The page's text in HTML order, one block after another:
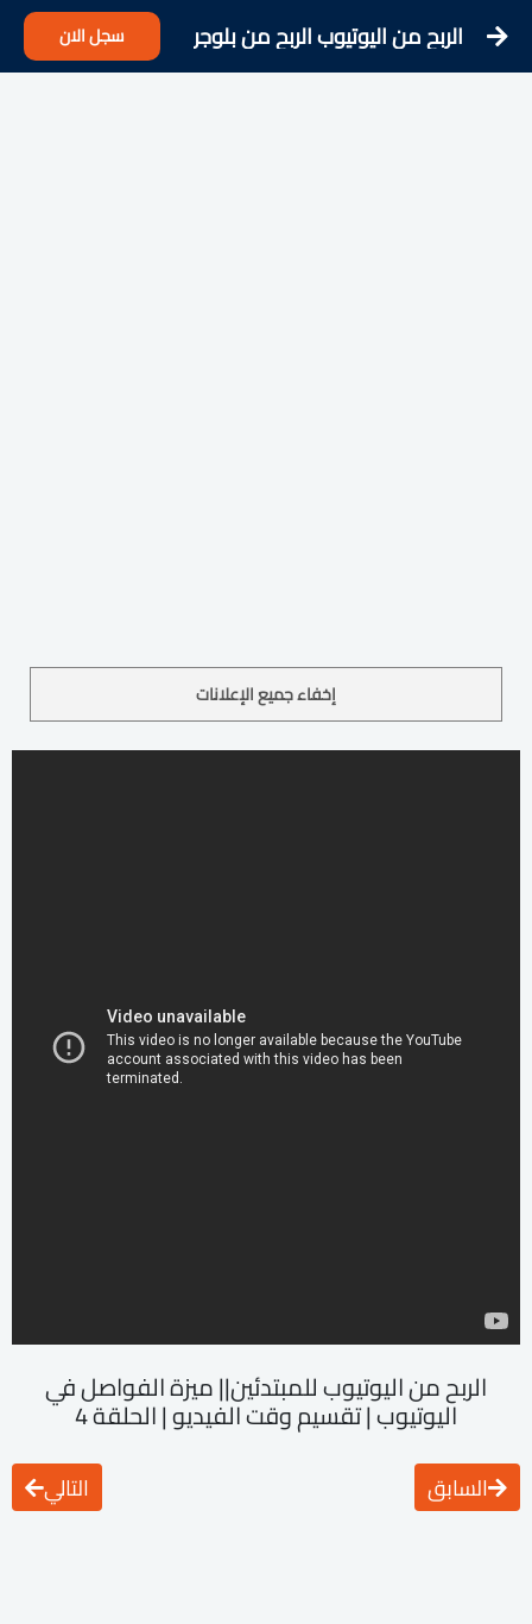
الربح من اليوتيوب الربح من بلوجر سجل الان
إخفاء جميع الإعلانات
الربح من اليوتيوب للمبتدئين|| ميزة الفواصل في
اليوتيوب | تقسيم وقت الفيديو | الحلقة 4
السابق التالي